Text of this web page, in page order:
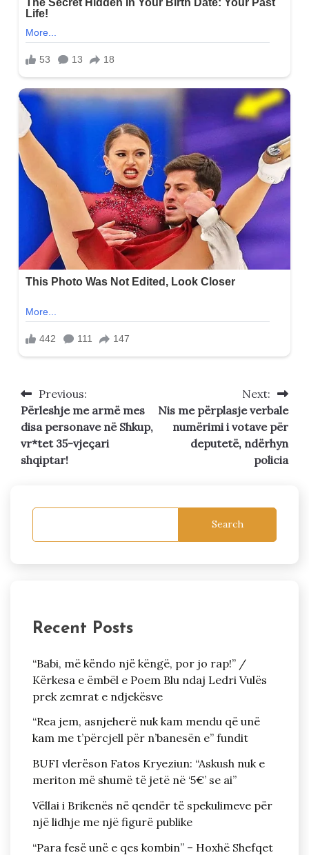
Post
navigation
Previous:
Përleshje me armë mes
disa personave në Shkup,
vr*tet 35-vjeçari
shqiptar!
Next:
Nis me përplasje verbale
numërimi i votave për
deputetë, ndërhyn
policia
Search
Recent Posts
“Babi, më këndo një këngë, por jo rap!” /
Kërkesa e ëmbël e Poem Blu ndaj Ledri Vulës
prek zemrat e ndjekësve
“Rea jem, asnjeherë nuk kam mendu që unë
kam me t’përcjell për n’banesën e” fundit
BUFI vlerëson Fatos Kryeziun: “Askush nuk e
meriton më shumë të jetë në ‘5€’ se ai”
Vëllai i Brikenës në qendër të spekulimeve për
një lidhje me një figurë publike
“Para fesë unë e qes kombin” – Hoxhë Shefqet